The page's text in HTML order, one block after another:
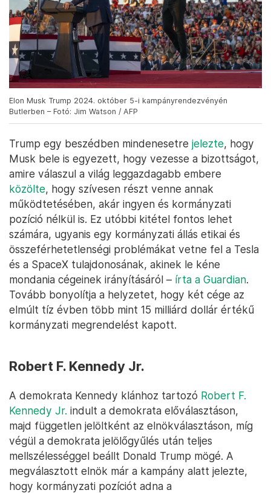
Elon Musk Trump 2024. október 5-i kampányrendezvényén
Butlerben – Fotó: Jim Watson / AFP
Trump egy beszédben mindenesetre jelezte, hogy
Musk bele is egyezett, hogy vezesse a bizottságot,
amire válaszul a világ leggazdagabb embere
közölte, hogy szívesen részt venne annak
működtetésében, akár ingyen és kormányzati
pozíció nélkül is. Ez utóbbi kitétel fontos lehet
számára, ugyanis egy kormányzati állás etikai és
összeférhetetlenségi problémákat vetne fel a Tesla
és a SpaceX tulajdonosának, akinek le kéne
mondania cégeinek irányításáról – írta a Guardian.
Tovább bonyolítja a helyzetet, hogy két cége az
elmúlt tíz évben több mint 15 milliárd dollár értékű
kormányzati megrendelést kapott.
Robert F. Kennedy Jr.
A demokrata Kennedy klánhoz tartozó Robert F.
Kennedy Jr. indult a demokrata előválasztáson,
majd független jelöltként az elnökválasztáson, míg
végül a demokrata jelölőgyűlés után teljes
mellszélességgel beállt Donald Trump mögé. A
megválasztott elnök már a kampány alatt jelezte,
hogy kormányzati pozíciót adna a